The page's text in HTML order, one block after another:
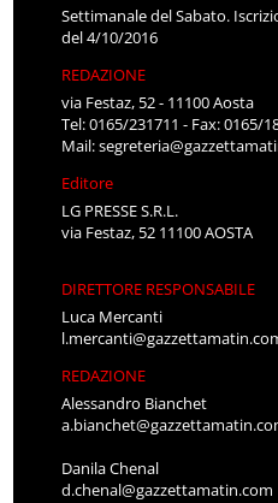
Settimanale del Sabato.
del 4/10/2016
REDAZIONE
via Festaz, 52 - 11100 Aosta
Tel: 0165/231711 - Fax: 0165/
Mail:
Editore
LG PRESSE S.R.L.
via Festaz, 52 11100 AOSTA
DIRETTORE RESPONSABILE
Luca Mercanti
REDAZIONE
Alessandro Bianchet
Danila Chenal
d.chenal@gazzettamatin.com